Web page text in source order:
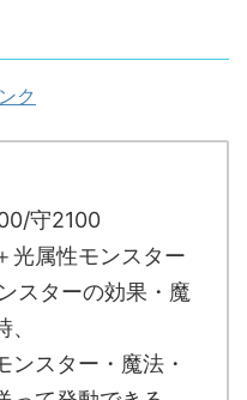
守2100
光属性モンスター
スターの効果・魔
ンスター・魔法・